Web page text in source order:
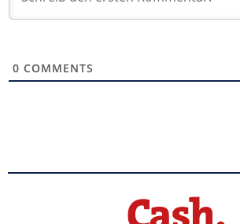
0 COMMENTS